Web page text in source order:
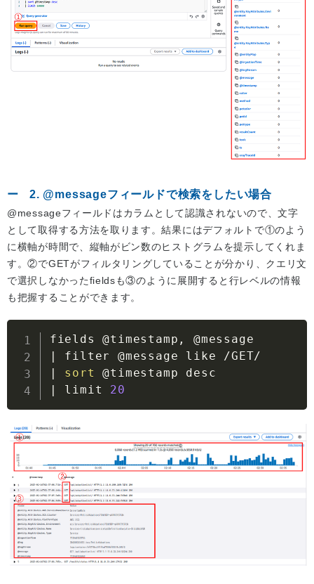
2. @messageフィールドで検索をしたい場合
@messageフィールドはカラムとして認識されないので、文字
として取得する方法を取ります。結果にはデフォルトで①のよう
に横軸が時間で、縦軸がビン数のヒストグラムを提示してくれま
す。②でGETがフィルタリングしていることが分かり、クエリ文
で選択しなかったfieldsも③のように展開すると行レベルの情報
も把握することができます。
|
|
sort
|
limit 20